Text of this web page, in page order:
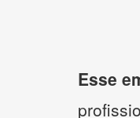
Esse